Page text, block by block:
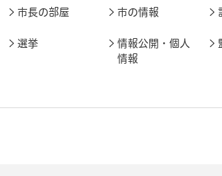
市長の部屋 市の情報
選挙
情報公開・個人
情報